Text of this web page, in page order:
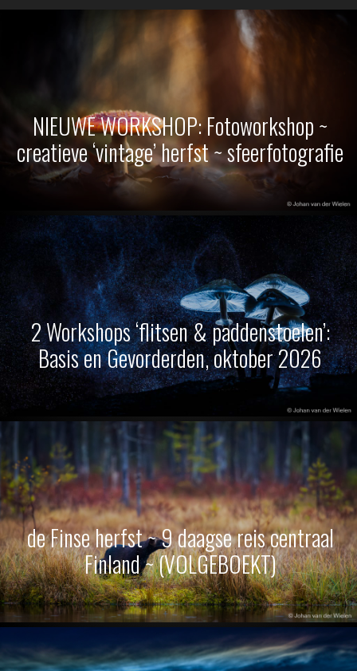
NIEUWE WORKSHOP: Fotoworkshop ~
creatieve ‘vintage’ herfst ~ sfeerfotografie
2 Workshops ‘flitsen & paddenstoelen’:
Basis en Gevorderden, oktober 2026
de Finse herfst ~ 9 daagse reis centraal
Finland ~ (VOLGEBOEKT)